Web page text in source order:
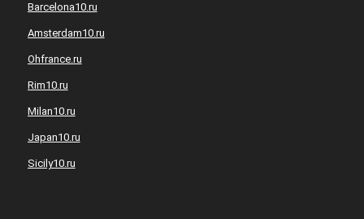
Barcelona10.ru
Amsterdam10.ru
Ohfrance.ru
Rim10.ru
Milan10.ru
Japan10.ru
Sicily10.ru